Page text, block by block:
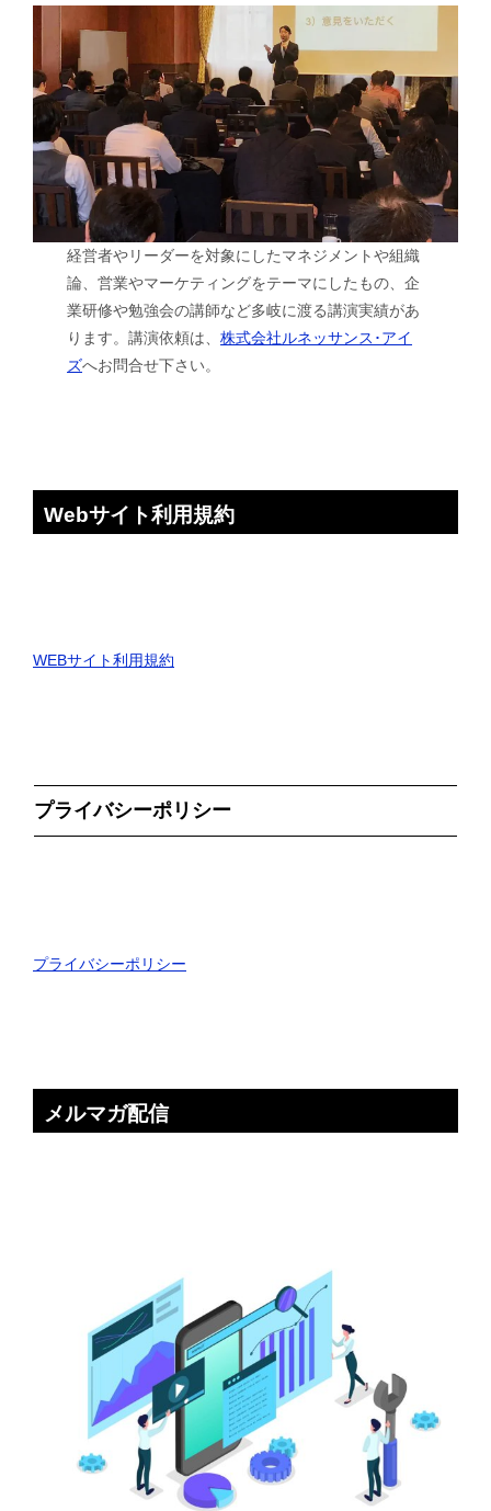
経営者やリーダーを対象にしたマネジメントや組織
論、営業やマーケティングをテーマにしたもの、企
業研修や勉強会の講師など多岐に渡る講演実績があ
ります。講演依頼は、株式会社ルネッサンス･アイ
ズへお問合せ下さい。
Webサイト利用規約
WEBサイト利用規約
プライバシーポリシー
プライバシーポリシー
メルマガ配信